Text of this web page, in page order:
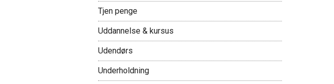
Tjen penge
Uddannelse & kursus
Udendørs
Underholdning